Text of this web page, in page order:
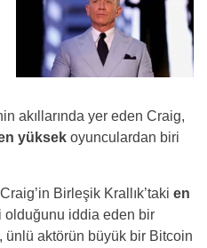
akıllarında yer eden Craig,
yüksek oyunculardan biri
Birleşik Krallık’taki en
olduğunu iddia eden bir
ünlü aktörün büyük bir Bitcoin